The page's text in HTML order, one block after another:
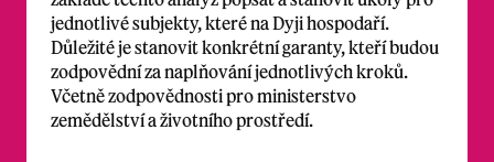
jednotlivé subjekty, které na Dyji hospodaří.
Důležité je stanovit konkrétní garanty, kteří budou
zodpovědní za naplňování jednotlivých kroků.
Včetně zodpovědnosti pro ministerstvo
zemědělství a životního prostředí.